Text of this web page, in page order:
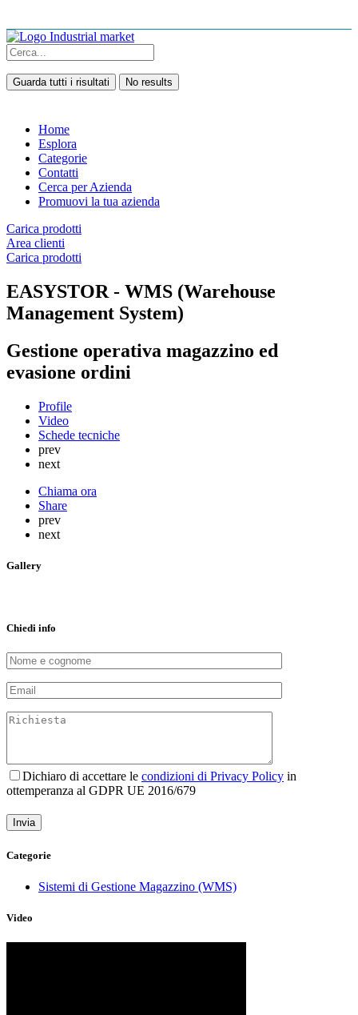
Guarda tutti i risultati No results
Home
Esplora
Categorie
Contatti
Cerca per Azienda
Promuovi la tua azienda
Carica prodotti
Area clienti
Carica prodotti
EASYSTOR - WMS (Warehouse
Management System)
Gestione operativa magazzino ed
evasione ordini
Profile
Video
Schede tecniche
prev
next
Chiama ora
Share
prev
next
Gallery
Chiedi info
Dichiaro di accettare le condizioni di Privacy Policy in
ottemperanza al GDPR UE 2016/679
Categorie
Sistemi di Gestione Magazzino (WMS)
Video